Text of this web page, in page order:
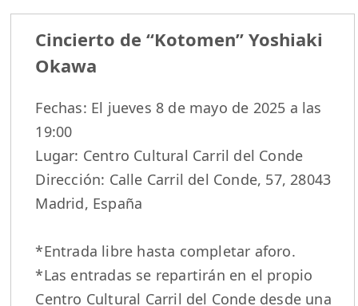
Cincierto de “Kotomen” Yoshiaki
Okawa
Fechas: El jueves 8 de mayo de 2025 a las
19:00
Lugar: Centro Cultural Carril del Conde
Dirección: Calle Carril del Conde, 57, 28043
Madrid, España
*Entrada libre hasta completar aforo.
*Las entradas se repartirán en el propio
Centro Cultural Carril del Conde desde una